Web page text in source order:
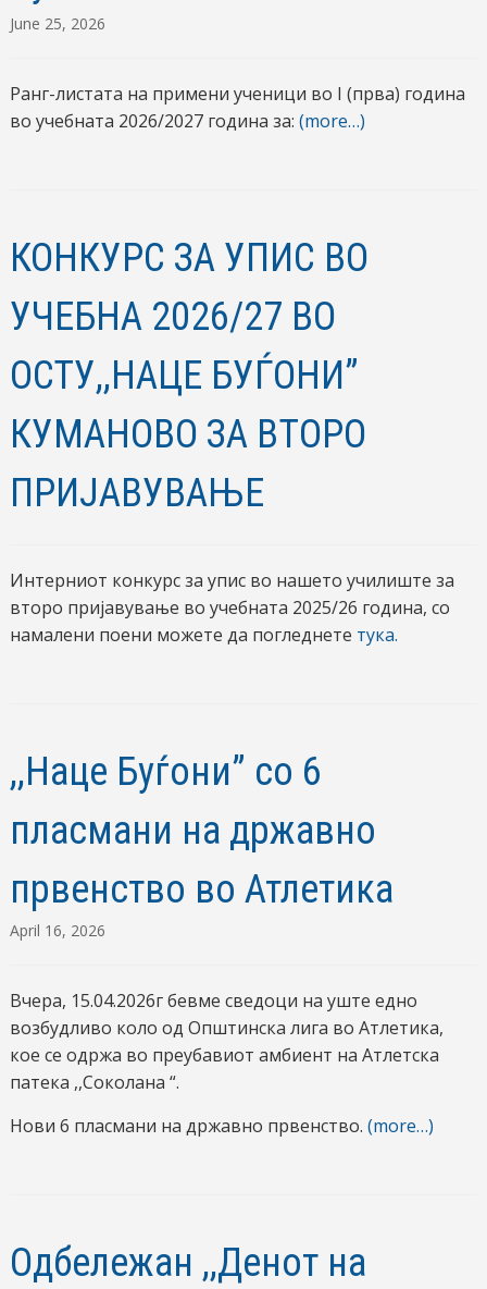
June 25, 2026
Ранг-листата на примени ученици во I (прва) година
во учебната 2026/2027 година за: (more…)
КОНКУРС ЗА УПИС ВО
УЧЕБНА 2026/27 ВО
ОСТУ,,НАЦЕ БУЃОНИ”
КУМАНОВО ЗА ВТОРО
ПРИЈАВУВАЊЕ
Интерниот конкурс за упис во нашето училиште за
второ пријавување во учебната 2025/26 година, со
намалени поени можете да погледнете тука.
,,Наце Буѓони” со 6
пласмани на државно
првенство во Атлетика
April 16, 2026
Вчера, 15.04.2026г бевме сведоци на уште едно
возбудливо коло од Општинска лига во Атлетика,
кое се одржа во преубавиот амбиент на Атлетска
патека ,,Соколана “.
Нови 6 пласмани на државно првенство. (more…)
Одбележан ,,Денот на